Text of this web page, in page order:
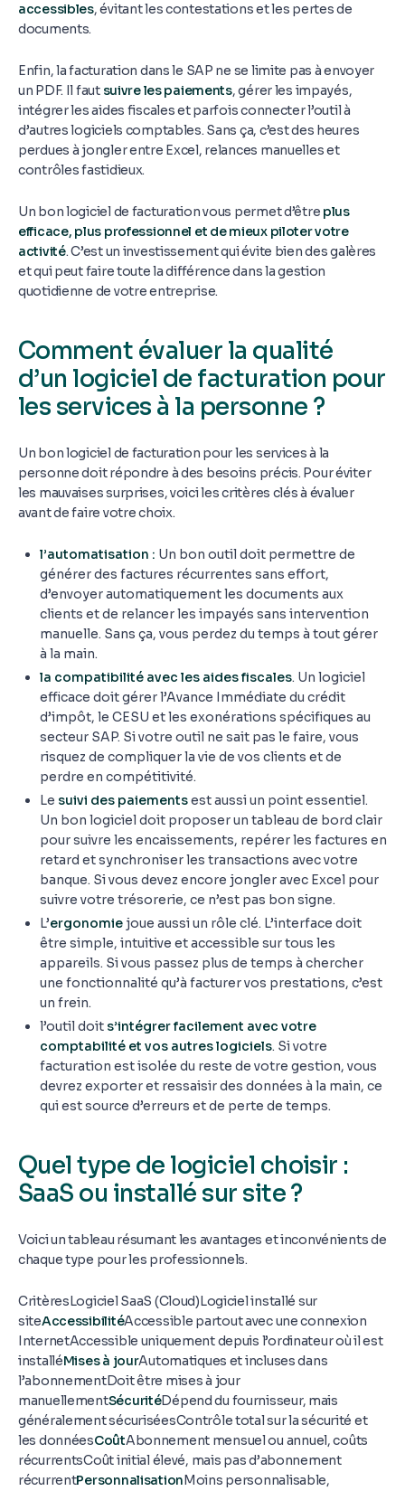
accessibles, évitant les contestations et les pertes de
documents.
Enfin, la facturation dans le SAP ne se limite pas à envoyer
un PDF. Il faut suivre les paiements, gérer les impayés,
intégrer les aides fiscales et parfois connecter l’outil à
d’autres logiciels comptables. Sans ça, c’est des heures
perdues à jongler entre Excel, relances manuelles et
contrôles fastidieux.
Un bon logiciel de facturation vous permet d’être plus
efficace, plus professionnel et de mieux piloter votre
activité. C’est un investissement qui évite bien des galères
et qui peut faire toute la différence dans la gestion
quotidienne de votre entreprise.
Comment évaluer la qualité
d’un logiciel de facturation pour
les services à la personne ?
Un bon logiciel de facturation pour les services à la
personne doit répondre à des besoins précis. Pour éviter
les mauvaises surprises, voici les critères clés à évaluer
avant de faire votre choix.
l’automatisation : Un bon outil doit permettre de
générer des factures récurrentes sans effort,
d’envoyer automatiquement les documents aux
clients et de relancer les impayés sans intervention
manuelle. Sans ça, vous perdez du temps à tout gérer
à la main.
la compatibilité avec les aides fiscales. Un logiciel
efficace doit gérer l’Avance Immédiate du crédit
d’impôt, le CESU et les exonérations spécifiques au
secteur SAP. Si votre outil ne sait pas le faire, vous
risquez de compliquer la vie de vos clients et de
perdre en compétitivité.
Le suivi des paiementsest aussi un point essentiel.
Un bon logiciel doit proposer un tableau de bord clair
pour suivre les encaissements, repérer les factures en
retard et synchroniser les transactions avec votre
banque. Si vous devez encore jongler avec Excel pour
suivre votre trésorerie, ce n’est pas bon signe.
L’ergonomie joue aussi un rôle clé. L’interface doit
être simple, intuitive et accessible sur tous les
appareils. Si vous passez plus de temps à chercher
une fonctionnalité qu’à facturer vos prestations, c’est
un frein.
l’outil doit s’intégrer facilement avec votre
comptabilité et vos autres logiciels. Si votre
facturation est isolée du reste de votre gestion, vous
devrez exporter et ressaisir des données à la main, ce
qui est source d’erreurs et de perte de temps.
Quel type de logiciel choisir :
SaaS ou installé sur site ?
Voici un tableau résumant les avantages et inconvénients de
chaque type pour les professionnels.
CritèresLogiciel SaaS (Cloud)Logiciel installé sur
siteAccessibilitéAccessible partout avec une connexion
InternetAccessible uniquement depuis l’ordinateur où il est
installéMises à jourAutomatiques et incluses dans
l’abonnementDoit être mises à jour
manuellementSécuritéDépend du fournisseur, mais
généralement sécuriséesContrôle total sur la sécurité et
les donnéesCoûtAbonnement mensuel ou annuel, coûts
récurrentsCoût initial élevé, mais pas d’abonnement
récurrentPersonnalisationMoins personnalisable,